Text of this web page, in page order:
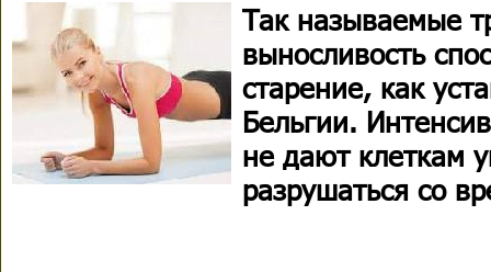
Так называемые
выносливость
старение, как
Бельгии.
не дают клеткам
разрушаться со